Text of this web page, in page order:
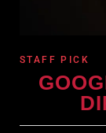
STAFF PICK